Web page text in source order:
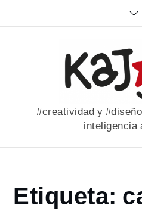
#creatividad y
inteligencia
Home
portfolio
Etiqueta: